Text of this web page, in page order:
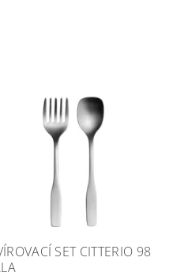
SET CITTERIO 98